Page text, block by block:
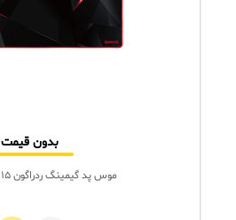
بدون قیمت
موس پد گیمینگ ردراگون Aquarius P015